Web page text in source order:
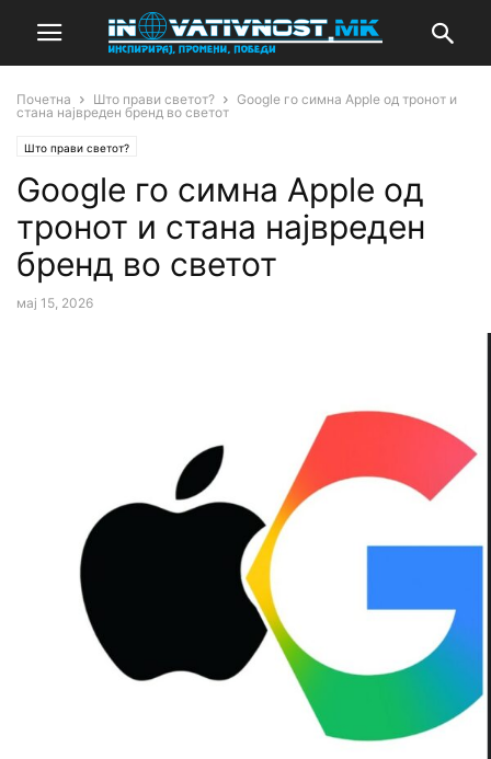
Почетна Што прави светот?
Google го симна Apple од тронот и
стана највреден бренд во светот
Што прави светот?
Google го симна Apple од
тронот и стана највреден
бренд во светот
мај 15, 2026